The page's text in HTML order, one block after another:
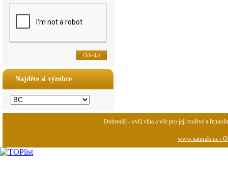
Najděte si výrobce
Dobroděj - ovčí vlna a vše pro její tvořivé a
www.naturals.cz -